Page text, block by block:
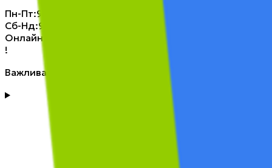
Пн-Пт:9:00–21:00
Сб-Нд:9:00–21:00
Онлайн заявки
!
Важлива інформація для споживачів